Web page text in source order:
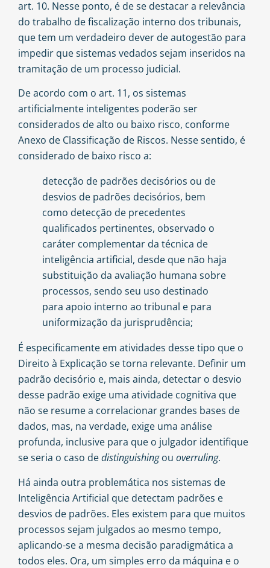
art. 10. Nesse ponto, é de se destacar a relevância
do trabalho de fiscalização interno dos tribunais,
que tem um verdadeiro dever de autogestão para
impedir que sistemas vedados sejam inseridos na
tramitação de um processo judicial.
De acordo com o art. 11, os sistemas
artificialmente inteligentes poderão ser
considerados de alto ou baixo risco, conforme
Anexo de Classificação de Riscos. Nesse sentido, é
considerado de baixo risco a:
detecção de padrões decisórios ou de
desvios de padrões decisórios, bem
como detecção de precedentes
qualificados pertinentes, observado o
caráter complementar da técnica de
inteligência artificial, desde que não haja
substituição da avaliação humana sobre
processos, sendo seu uso destinado
para apoio interno ao tribunal e para
uniformização da jurisprudência;
É especificamente em atividades desse tipo que o
Direito à Explicação se torna relevante. Definir um
padrão decisório e, mais ainda, detectar o desvio
desse padrão exige uma atividade cognitiva que
não se resume a correlacionar grandes bases de
dados, mas, na verdade, exige uma análise
profunda, inclusive para que o julgador identifique
se seria o caso dedistinguishingou overruling.
Há ainda outra problemática nos sistemas de
Inteligência Artificial que detectam padrões e
desvios de padrões. Eles existem para que muitos
processos sejam julgados ao mesmo tempo,
aplicando-se a mesma decisão paradigmática a
todos eles. Ora, um simples erro da máquina e o